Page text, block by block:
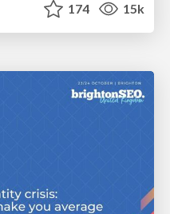
174 15k